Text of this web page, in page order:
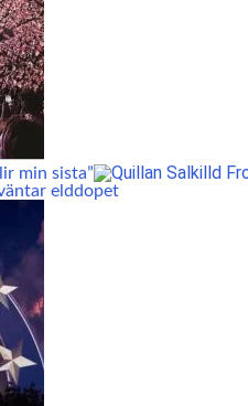
min sista”
elddopet